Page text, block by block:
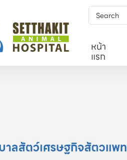
หน้า
แรก